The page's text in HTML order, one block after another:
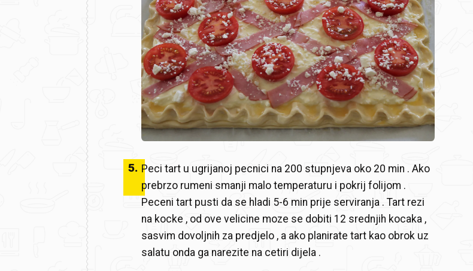
5. Peci tart u ugrijanoj pecnici na 200 stupnjeva oko 20 min . Ako
prebrzo rumeni smanji malo temperaturu i pokrij folijom .
Peceni tart pusti da se hladi 5-6 min prije serviranja . Tart rezi
na kocke , od ove velicine moze se dobiti 12 srednjih kocaka ,
sasvim dovoljnih za predjelo , a ako planirate tart kao obrok uz
salatu onda ga narezite na cetiri dijela .